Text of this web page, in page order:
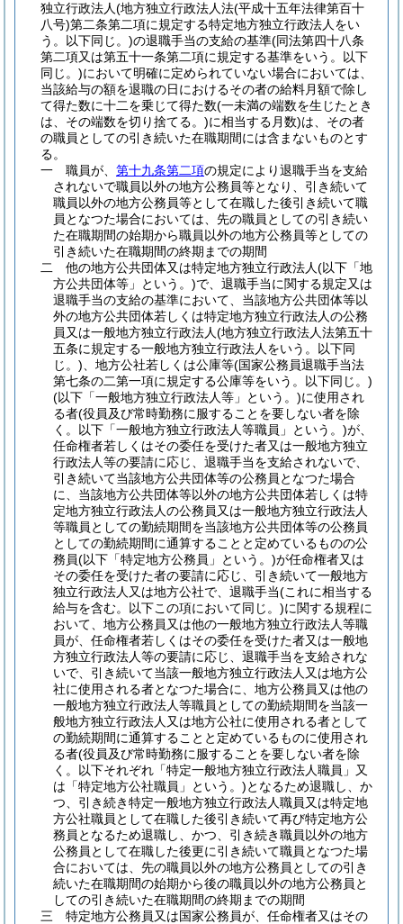
独立行政法人(地方独立行政法人法(平成十五年法律第百十
八号)第二条第二項に規定する特定地方独立行政法人をい
う。以下同じ。)の退職手当の支給の基準(同法第四十八条
第二項又は第五十一条第二項に規定する基準をいう。以下
同じ。)において明確に定められていない場合においては、
当該給与の額を退職の日におけるその者の給料月額で除し
て得た数に十二を乗じて得た数(一未満の端数を生じたとき
は、その端数を切り捨てる。)に相当する月数)は、その者
の職員としての引き続いた在職期間には含まないものとす
る。
一
職員が、 第十九条第二項の規定により退職手当を支給
されないで職員以外の地方公務員等となり、引き続いて
職員以外の地方公務員等として在職した後引き続いて職
員となつた場合においては、先の職員としての引き続い
た在職期間の始期から職員以外の地方公務員等としての
引き続いた在職期間の終期までの期間
二
他の地方公共団体又は特定地方独立行政法人(以下「地
方公共団体等」という。)で、退職手当に関する規定又は
退職手当の支給の基準において、当該地方公共団体等以
外の地方公共団体若しくは特定地方独立行政法人の公務
員又は一般地方独立行政法人(地方独立行政法人法第五十
五条に規定する一般地方独立行政法人をいう。以下同
じ。) 、地方公社若しくは公庫等(国家公務員退職手当法
第七条の二第一項に規定する公庫等をいう。以下同じ。)
(以下「一般地方独立行政法人等」という。)に使用され
る者(役員及び常時勤務に服することを要しない者を除
く。以下「一般地方独立行政法人等職員」という。)が、
任命権者若しくはその委任を受けた者又は一般地方独立
行政法人等の要請に応じ、退職手当を支給されないで、
引き続いて当該地方公共団体等の公務員となつた場合
に、当該地方公共団体等以外の地方公共団体若しくは特
定地方独立行政法人の公務員又は一般地方独立行政法人
等職員としての勤続期間を当該地方公共団体等の公務員
としての勤続期間に通算することと定めているものの公
務員(以下「特定地方公務員」という。)が任命権者又は
その委任を受けた者の要請に応じ、引き続いて一般地方
独立行政法人又は地方公社で、退職手当(これに相当する
給与を含む。以下この項において同じ。)に関する規程に
おいて、地方公務員又は他の一般地方独立行政法人等職
員が、任命権者若しくはその委任を受けた者又は一般地
方独立行政法人等の要請に応じ、退職手当を支給されな
いで、引き続いて当該一般地方独立行政法人又は地方公
社に使用される者となつた場合に、地方公務員又は他の
一般地方独立行政法人等職員としての勤続期間を当該一
般地方独立行政法人又は地方公社に使用される者として
の勤続期間に通算することと定めているものに使用され
る者(役員及び常時勤務に服することを要しない者を除
く。以下それぞれ「特定一般地方独立行政法人職員」又
は「特定地方公社職員」という。)となるため退職し、か
つ、引き続き特定一般地方独立行政法人職員又は特定地
方公社職員として在職した後引き続いて再び特定地方公
務員となるため退職し、かつ、引き続き職員以外の地方
公務員として在職した後更に引き続いて職員となつた場
合においては、先の職員以外の地方公務員としての引き
続いた在職期間の始期から後の職員以外の地方公務員と
しての引き続いた在職期間の終期までの期間
三
特定地方公務員又は国家公務員が、任命権者又はその